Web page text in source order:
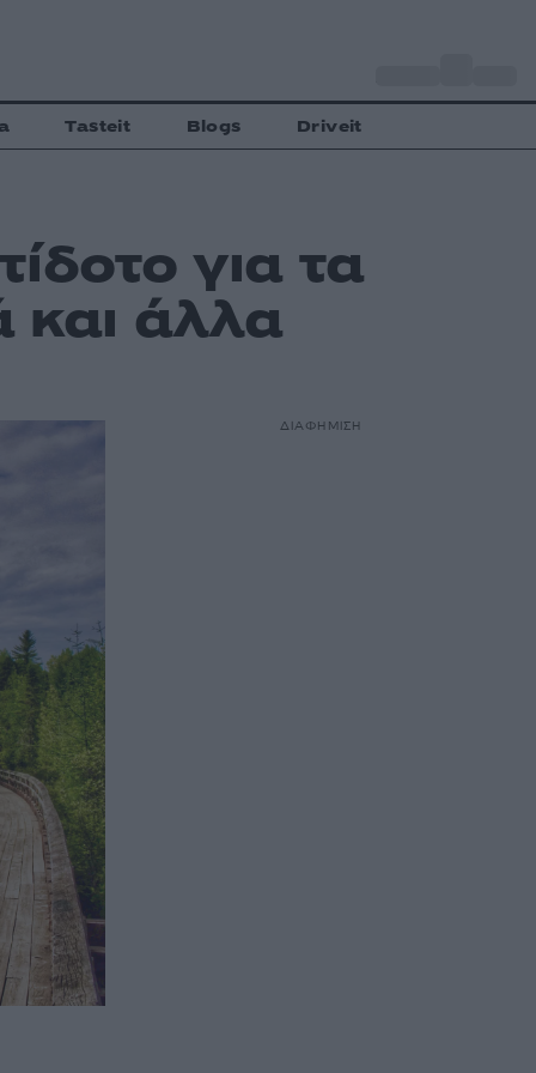
Tasteit Blogs Driveit
για τα
και άλλα
ΔΙΑΦΗΜΙΣΗ